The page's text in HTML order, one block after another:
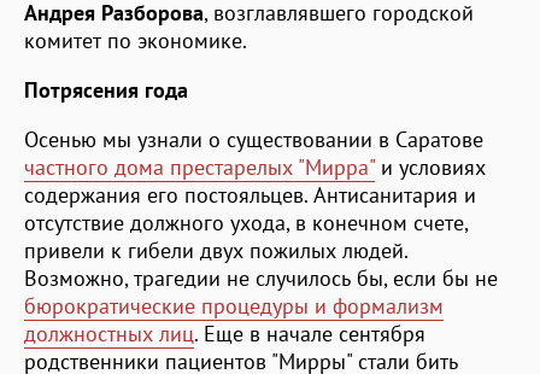
Андрея Разборова, возглавлявшего городской
комитет по экономике.
Потрясения года
Осенью мы узнали о существовании в Саратове
частного дома престарелых "Мирра" и условиях
содержания его постояльцев. Антисанитария и
отсутствие должного ухода, в конечном счете,
привели к гибели двух пожилых людей.
Возможно, трагедии не случилось бы, если бы не
бюрократические процедуры и формализм
должностных лиц. Еще в начале сентября
родственники пациентов "Мирры" стали бить